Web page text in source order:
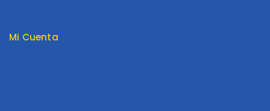
Mi Cuenta